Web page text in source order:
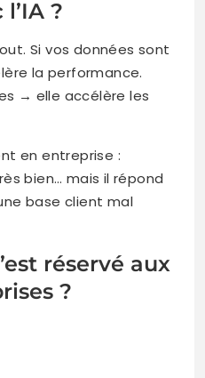
?
Si vos données sont
la performance.
→ elle accélère les
en entreprise :
bien… mais il répond
base client mal
réservé aux
?